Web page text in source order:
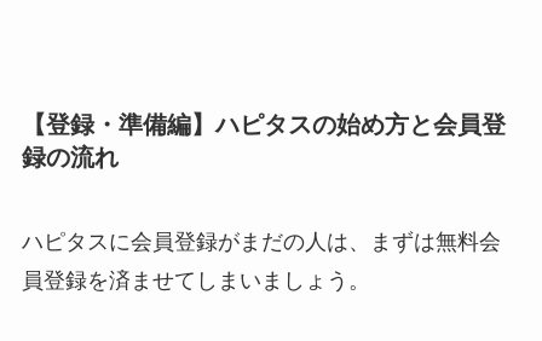
【登録・準備編】ハピタスの始め方と会員登
録の流れ
ハピタスに会員登録がまだの人は、まずは無料会
員登録を済ませてしまいましょう。